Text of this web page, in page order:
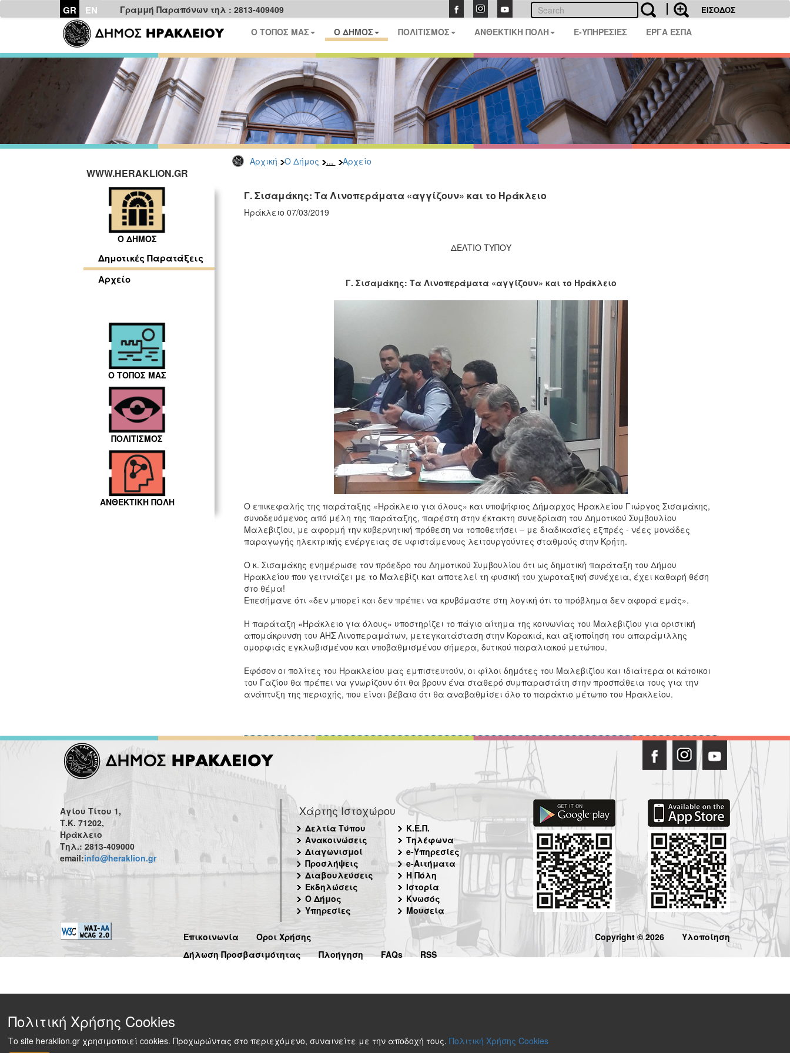
GR EN Γραμμή Παραπόνων τηλ : 2813-409409 ΕΙΣΟΔΟΣ
Ο ΤΟΠΟΣ ΜΑΣ Ο ΔΗΜΟΣ ΠΟΛΙΤΙΣΜΟΣ ΑΝΘΕΚΤΙΚΗ ΠΟΛΗ E-ΥΠΗΡΕΣΙΕΣ ΕΡΓΑ ΕΣΠΑ
Αρχική Ο Δήμος ... Αρχείο
WWW.HERAKLION.GR
Ο ΔΗΜΟΣ
Δημοτικές Παρατάξεις
Αρχείο
Ο ΤΟΠΟΣ ΜΑΣ
ΠΟΛΙΤΙΣΜΟΣ
ΑΝΘΕΚΤΙΚΗ ΠΟΛΗ
Γ. Σισαμάκης: Τα Λινοπεράματα «αγγίζουν» και το Ηράκλειο
Ηράκλειο 07/03/2019
ΔΕΛΤΙΟ ΤΥΠΟΥ
Γ. Σισαμάκης: Τα Λινοπεράματα «αγγίζουν» και το Ηράκλειο
Ο επικεφαλής της παράταξης «Ηράκλειο για όλους» και υποψήφιος Δήμαρχος Ηρακλείου Γιώργος Σισαμάκης,
συνοδευόμενος από μέλη της παράταξης, παρέστη στην έκτακτη συνεδρίαση του Δημοτικού Συμβουλίου
Μαλεβιζίου, με αφορμή την κυβερνητική πρόθεση να τοποθετήσει – με διαδικασίες εξπρές - νέες μονάδες
παραγωγής ηλεκτρικής ενέργειας σε υφιστάμενους λειτουργούντες σταθμούς στην Κρήτη.
Ο κ. Σισαμάκης ενημέρωσε τον πρόεδρο του Δημοτικού Συμβουλίου ότι ως δημοτική παράταξη του Δήμου
Ηρακλείου που γειτνιάζει με το Μαλεβίζι και αποτελεί τη φυσική του χωροταξική συνέχεια, έχει καθαρή θέση
στο θέμα!
Επεσήμανε ότι «δεν μπορεί και δεν πρέπει να κρυβόμαστε στη λογική ότι το πρόβλημα δεν αφορά εμάς».
Η παράταξη «Ηράκλειο για όλους» υποστηρίζει το πάγιο αίτημα της κοινωνίας του Μαλεβιζίου για οριστική
απομάκρυνση του ΑΗΣ Λινοπεραμάτων, μετεγκατάσταση στην Κορακιά, και αξιοποίηση του απαράμιλλης
ομορφιάς εγκλωβισμένου και υποβαθμισμένου σήμερα, δυτικού παραλιακού μετώπου.
Εφόσον οι πολίτες του Ηρακλείου μας εμπιστευτούν, οι φίλοι δημότες του Μαλεβιζίου και ιδιαίτερα οι κάτοικοι
του Γαζίου θα πρέπει να γνωρίζουν ότι θα βρουν ένα σταθερό συμπαραστάτη στην προσπάθεια τους για την
ανάπτυξη της περιοχής, που είναι βέβαιο ότι θα αναβαθμίσει όλο το παράκτιο μέτωπο του Ηρακλείου.
Αγίου Τίτου 1,
Τ.Κ. 71202,
Ηράκλειο
Τηλ.: 2813-409000
email:info@heraklion.gr
Χάρτης Ιστοχώρου
Δελτία Τύπου
Ανακοινώσεις
Διαγωνισμοί
Προσλήψεις
Διαβουλεύσεις
Εκδηλώσεις
Ο Δήμος
Υπηρεσίες
Κ.Ε.Π.
Τηλέφωνα
e-Υπηρεσίες
e-Αιτήματα
Η Πόλη
Ιστορία
Κνωσός
Μουσεία
Επικοινωνία
Όροι Χρήσης
Δήλωση Προσβασιμότητας
Πλοήγηση FAQs RSS
Copyright © 2026 Υλοποίηση
Πολιτική Χρήσης Cookies
Το site heraklion.gr χρησιμοποιεί cookies. Προχωρώντας στο περιεχόμενο, συναινείτε με την αποδοχή τους. Πολιτική Χρήσης Cookies